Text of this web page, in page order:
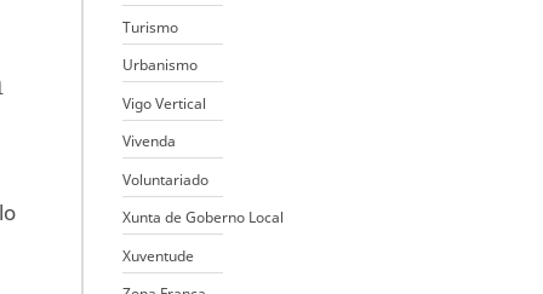
Turismo
Urbanismo
Vigo Vertical
Vivenda
Voluntariado
Xunta de Goberno Local
Xuventude